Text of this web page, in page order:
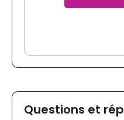
Questions et